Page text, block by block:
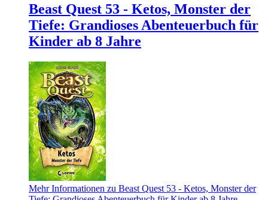
Beast Quest 53 - Ketos, Monster der
Tiefe: Grandioses Abenteuerbuch für
Kinder ab 8 Jahre
Mehr Informationen zu Beast Quest 53 - Ketos, Monster der